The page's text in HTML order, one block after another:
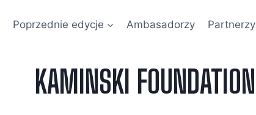
Poprzednie edycje Ambasadorzy Partnerzy
KAMINSKI FOUNDATION